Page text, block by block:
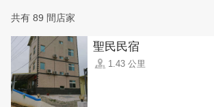
共有 89 間店家
聖民民宿
1.43 公里